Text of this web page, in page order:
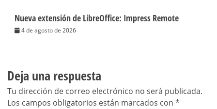
Nueva extensión de LibreOffice: Impress Remote
4 de agosto de 2026
Deja una respuesta
Tu dirección de correo electrónico no será publicada.
Los campos obligatorios están marcados con *